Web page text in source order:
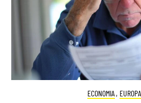
ECONOMIA , EUROPA